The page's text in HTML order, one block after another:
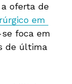
oferta de
em
foca em
de última